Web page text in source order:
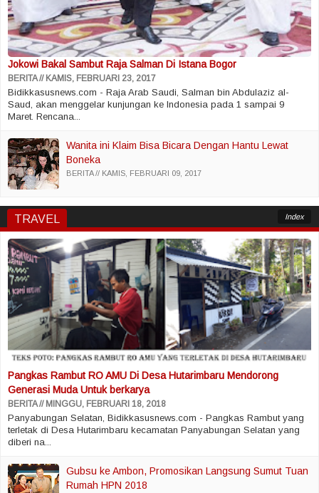
Jokowi Bakal Sambut Raja Salman Di Istana Bogor
BERITA KAMIS, FEBRUARI 23, 2017
Bidikkasusnews.com - Raja Arab Saudi, Salman bin Abdulaziz al-
Saud, akan menggelar kunjungan ke Indonesia pada 1 sampai 9
Maret. Rencana...
Wanita ini Klaim Bisa Bicara Dengan Hantu Lewat
Boneka
BERITA KAMIS, FEBRUARI 09, 2017
TRAVEL Index
Pangkas Rambut RO AMU Di Desa Hutarimbaru Mendorong
Generasi Muda Untuk berkarya
BERITA MINGGU, FEBRUARI 18, 2018
Panyabungan Selatan, Bidikkasusnews.com - Pangkas Rambut yang
terletak di Desa Hutarimbaru kecamatan Panyabungan Selatan yang
diberi na...
Gubsu ke Ambon, Promosikan Langsung Sumut Tuan
Rumah HPN 2018